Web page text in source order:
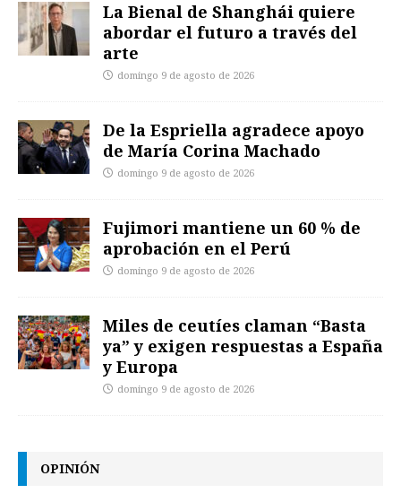
La Bienal de Shanghái quiere
abordar el futuro a través del
arte
domingo 9 de agosto de 2026
De la Espriella agradece apoyo
de María Corina Machado
domingo 9 de agosto de 2026
Fujimori mantiene un 60 % de
aprobación en el Perú
domingo 9 de agosto de 2026
Miles de ceutíes claman “Basta
ya” y exigen respuestas a España
y Europa
domingo 9 de agosto de 2026
OPINIÓN